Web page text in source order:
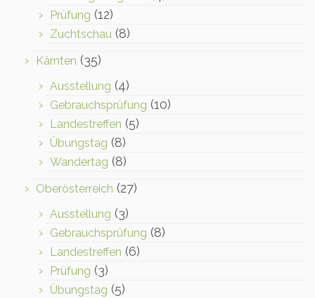
Prüfung (12)
Zuchtschau (8)
Kärnten (35)
Ausstellung (4)
Gebrauchsprüfung (10)
Landestreffen (5)
Übungstag (8)
Wandertag (8)
Oberösterreich (27)
Ausstellung (3)
Gebrauchsprüfung (8)
Landestreffen (6)
Prüfung (3)
Übungstag (5)